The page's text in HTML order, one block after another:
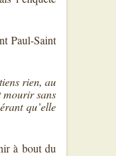
Paul-Saint
rien, au
mourir sans
qu’elle
à bout du